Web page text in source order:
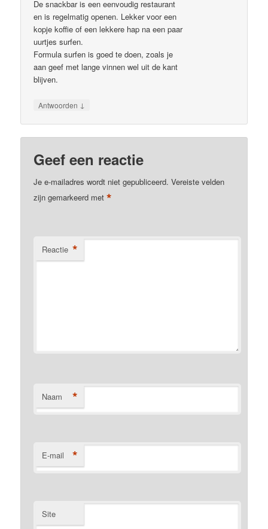
De snackbar is een eenvoudig restaurant
en is regelmatig openen. Lekker voor een
kopje koffie of een lekkere hap na een paar
uurtjes surfen.
Formula surfen is goed te doen, zoals je
aan geef met lange vinnen wel uit de kant
blijven.
Antwoorden ↓
Geef een reactie
Je e-mailadres wordt niet gepubliceerd. Vereiste velden
zijn gemarkeerd met*
Reactie *
Naam *
E-mail *
Site